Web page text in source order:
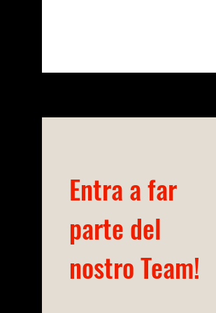
Entra a far
parte del
nostro Team!